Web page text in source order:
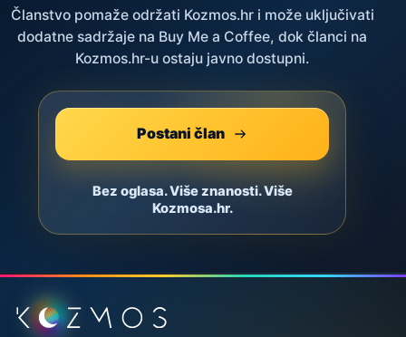
Članstvo pomaže održati Kozmos.hr i može uključivati
dodatne sadržaje na Buy Me a Coffee, dok članci na
Kozmos.hr-u ostaju javno dostupni.
Postani član
Bez oglasa. Više znanosti. Više
Kozmosa.hr.
Podnožje stranice